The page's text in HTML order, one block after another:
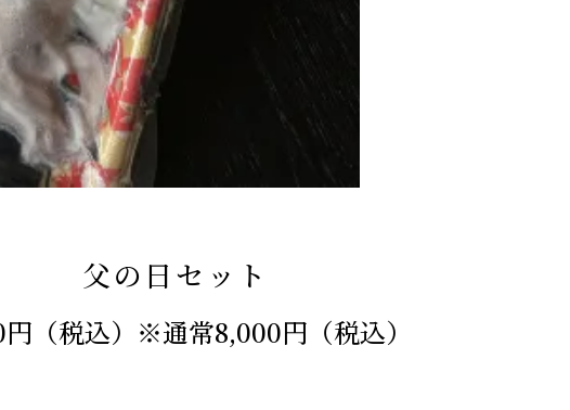
父の日セット
（税込）※通常8,000円（税込）